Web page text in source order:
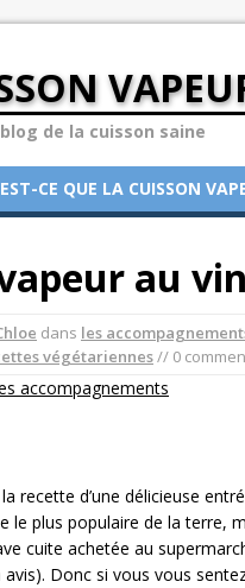
de la cuisson saine
CE QUE LA CUISSON
au
dans les
végétariennes// 0
accompagnements
recette d’une délicieuse
le plus populaire de la terre,
cuite achetée au
Donc si vous vous